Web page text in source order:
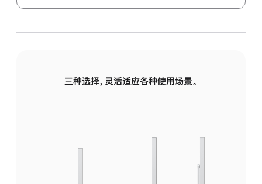
三种选择，灵活适应各种使用场景。